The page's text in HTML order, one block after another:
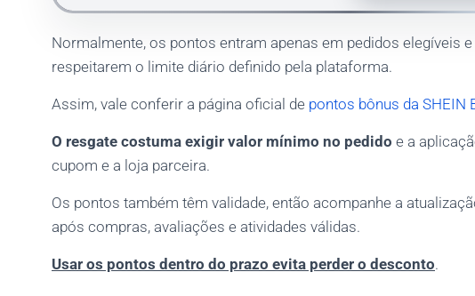
Normalmente, os pontos entram apenas em pedidos elegíveis
respeitarem o limite diário definido pela plataforma.
Assim, vale conferir a página oficial de pontos bônus da SHEIN
O resgate costuma exigir valor mínimo no pedido e a
cupom e a loja parceira.
Os pontos também têm validade, então acompanhe a
após compras, avaliações e atividades válidas.
Usar os pontos dentro do prazo evita perder o desconto.